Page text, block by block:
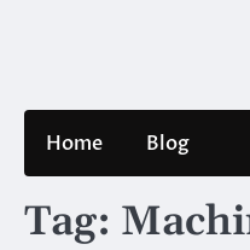
Home Blog
Tag: